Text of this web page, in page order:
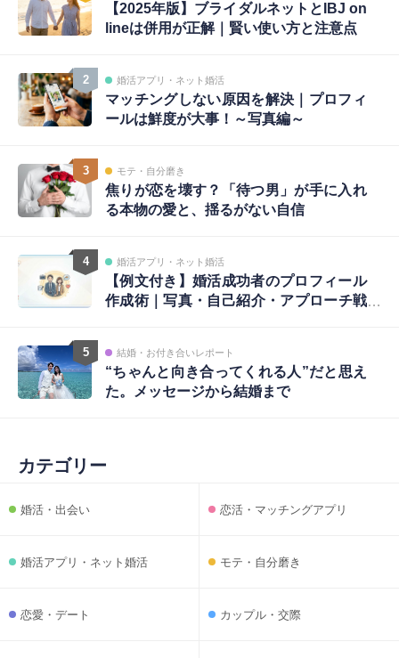
【2025年版】ブライダルネットとIBJ on
lineは併用が正解｜賢い使い方と注意点
2 婚活アプリ・ネット婚活
マッチングしない原因を解決｜プロフィ
ールは鮮度が大事！～写真編～
3 モテ・自分磨き
焦りが恋を壊す？「待つ男」が手に入れ
る本物の愛と、揺るがない自信
4 婚活アプリ・ネット婚活
【例文付き】婚活成功者のプロフィール
作成術｜写真・自己紹介・アプローチ戦
5 結婚・お付き合いレポート
“ちゃんと向き合ってくれる人”だと思え
た。メッセージから結婚まで
カテゴリー
婚活・出会い 恋活・マッチングアプリ
婚活アプリ・ネット婚活 モテ・自分磨き
恋愛・デート カップル・交際